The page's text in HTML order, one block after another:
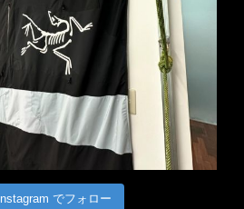
Instagram でフォロー